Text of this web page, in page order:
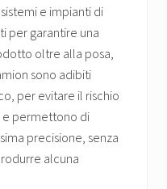
e impianti di
per garantire una
oltre alla posa,
sono adibiti
per evitare il rischio
e permettono di
precisione, senza
alcuna